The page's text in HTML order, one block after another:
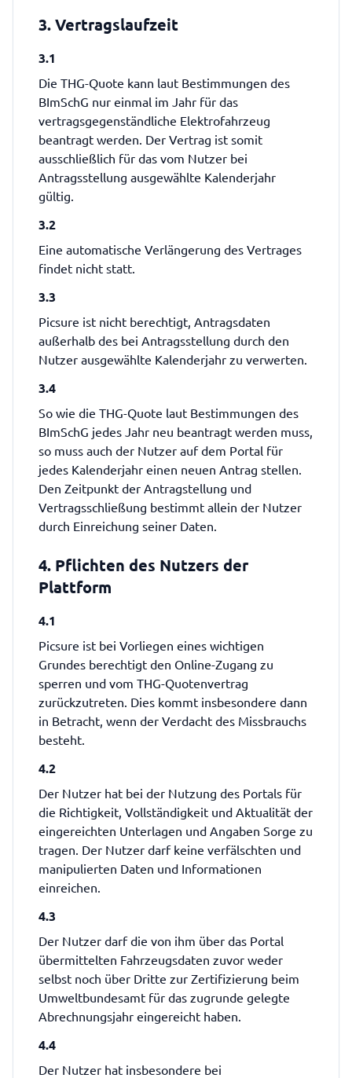
3. Vertragslaufzeit
3.1
Die THG-Quote kann laut Bestimmungen des
BImSchG nur einmal im Jahr für das
vertragsgegenständliche Elektrofahrzeug
beantragt werden. Der Vertrag ist somit
ausschließlich für das vom Nutzer bei
Antragsstellung ausgewählte Kalenderjahr
gültig.
3.2
Eine automatische Verlängerung des Vertrages
findet nicht statt.
3.3
Picsure ist nicht berechtigt, Antragsdaten
außerhalb des bei Antragsstellung durch den
Nutzer ausgewählte Kalenderjahr zu verwerten.
3.4
So wie die THG-Quote laut Bestimmungen des
BImSchG jedes Jahr neu beantragt werden muss,
so muss auch der Nutzer auf dem Portal für
jedes Kalenderjahr einen neuen Antrag stellen.
Den Zeitpunkt der Antragstellung und
Vertragsschließung bestimmt allein der Nutzer
durch Einreichung seiner Daten.
4. Pflichten des Nutzers der
Plattform
4.1
Picsure ist bei Vorliegen eines wichtigen
Grundes berechtigt den Online-Zugang zu
sperren und vom THG-Quotenvertrag
zurückzutreten. Dies kommt insbesondere dann
in Betracht, wenn der Verdacht des Missbrauchs
besteht.
4.2
Der Nutzer hat bei der Nutzung des Portals für
die Richtigkeit, Vollständigkeit und Aktualität der
eingereichten Unterlagen und Angaben Sorge zu
tragen. Der Nutzer darf keine verfälschten und
manipulierten Daten und Informationen
einreichen.
4.3
Der Nutzer darf die von ihm über das Portal
übermittelten Fahrzeugsdaten zuvor weder
selbst noch über Dritte zur Zertifizierung beim
Umweltbundesamt für das zugrunde gelegte
Abrechnungsjahr eingereicht haben.
4.4
Der Nutzer hat insbesondere bei